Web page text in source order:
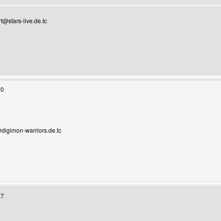
live.de.tc
besuchen: stars-live
warriors.de.tc
besuchen: digimon-warriors